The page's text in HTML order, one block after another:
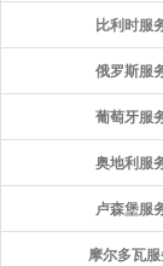
比利时服
俄罗斯服
葡萄牙服
奥地利服
卢森堡服
摩尔多瓦